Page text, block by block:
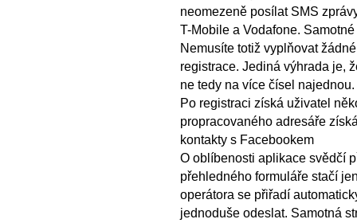
neomezeně posílat SMS
T-Mobile a Vodafone.
Nemusíte totiž vyplňovat
registrace. Jediná výhrada je,
ne tedy na více čísel
Po registraci získá uživatel
propracovaného adresáře
kontakty s Facebookem
O oblíbenosti aplikace svědčí
přehledného formuláře stačí
operátora se přiřadí
jednoduše odeslat. Samotná